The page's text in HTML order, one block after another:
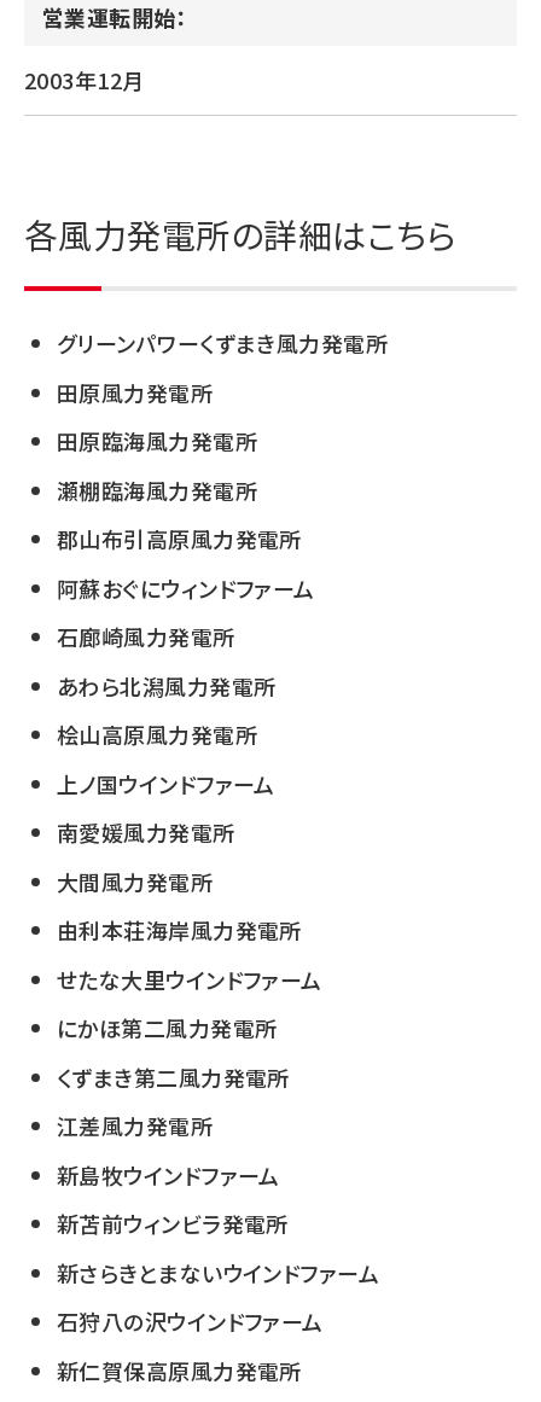
営業運転開始：
2003年12月
各風力発電所の詳細はこちら
グリーンパワーくずまき風力発電所
田原風力発電所
田原臨海風力発電所
瀬棚臨海風力発電所
郡山布引高原風力発電所
阿蘇おぐにウィンドファーム
石廊崎風力発電所
あわら北潟風力発電所
桧山高原風力発電所
上ノ国ウインドファーム
南愛媛風力発電所
大間風力発電所
由利本荘海岸風力発電所
せたな大里ウインドファーム
にかほ第二風力発電所
くずまき第二風力発電所
江差風力発電所
新島牧ウインドファーム
新苫前ウィンビラ発電所
新さらきとまないウインドファーム
石狩八の沢ウインドファーム
新仁賀保高原風力発電所